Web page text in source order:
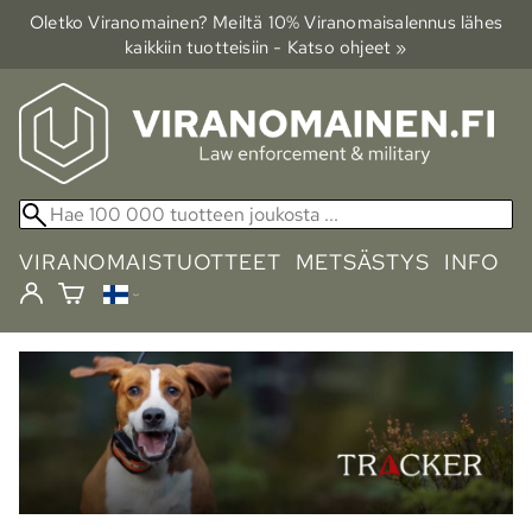
Oletko Viranomainen? Meiltä 10% Viranomais­alennus lähes
kaikkiin tuotteisiin - Katso ohjeet »
VIRANOMAISTUOTTEET METSÄSTYS INFO